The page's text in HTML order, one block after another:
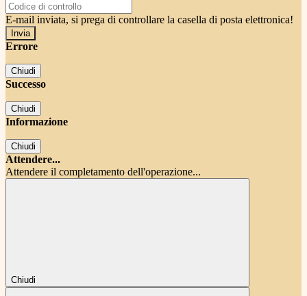
E-mail inviata, si prega di controllare la casella di posta elettronica!
Errore
Chiudi
Successo
Chiudi
Informazione
Chiudi
Attendere...
Attendere il completamento dell'operazione...
Chiudi